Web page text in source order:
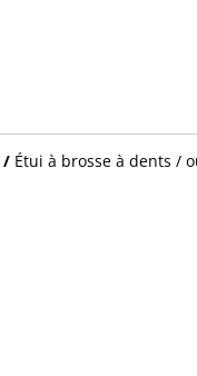
/ Étui à brosse à dents /